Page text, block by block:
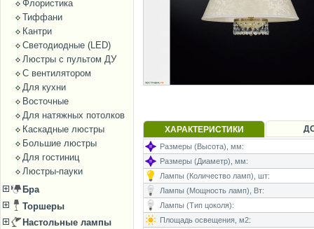
Флористика
Тиффани
Кантри
Светодиодные (LED)
Люстры с пультом ДУ
С вентилятором
Для кухни
Восточные
Для натяжных потолков
Каскадные люстры
Большие люстры
Для гостиниц
Люстры-пауки
Бра
Торшеры
Настольные лампы
ХАРАКТЕРИСТИКИ
Размеры (Высота), мм:
Размеры (Диаметр), мм:
Лампы (Количество ламп), шт:
Лампы (Мощность ламп), Вт:
Лампы (Тип цоколя):
Площадь освещения, м2: